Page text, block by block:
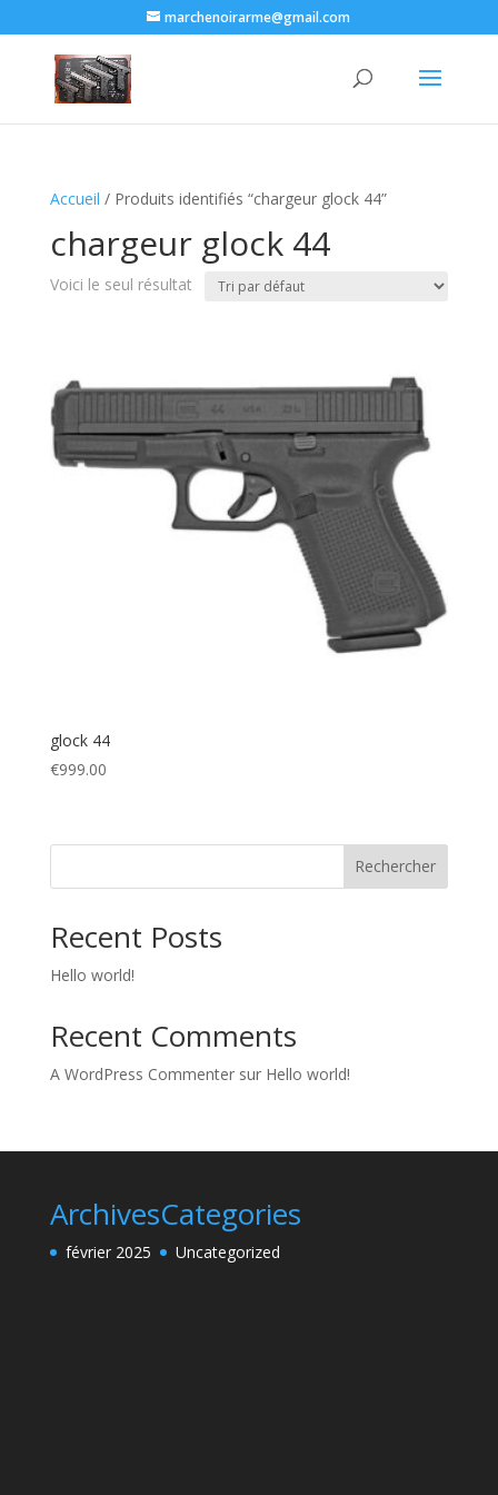
marchenoirarme@gmail.com
Accueil / Produits identifiés “chargeur glock 44​”
chargeur glock 44​
Voici le seul résultat
glock 44
€999.00
Rechercher
Recent Posts
Hello world!
Recent Comments
A WordPress Commentersur Hello world!
Archives
février 2025
Categories
Uncategorized